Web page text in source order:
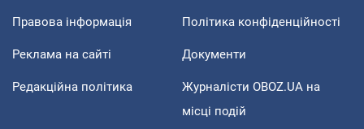
Правова інформація Політика конфіденційності
Реклама на сайті Документи
Редакційна політика
Журналісти OBOZ.UA на
місці подій